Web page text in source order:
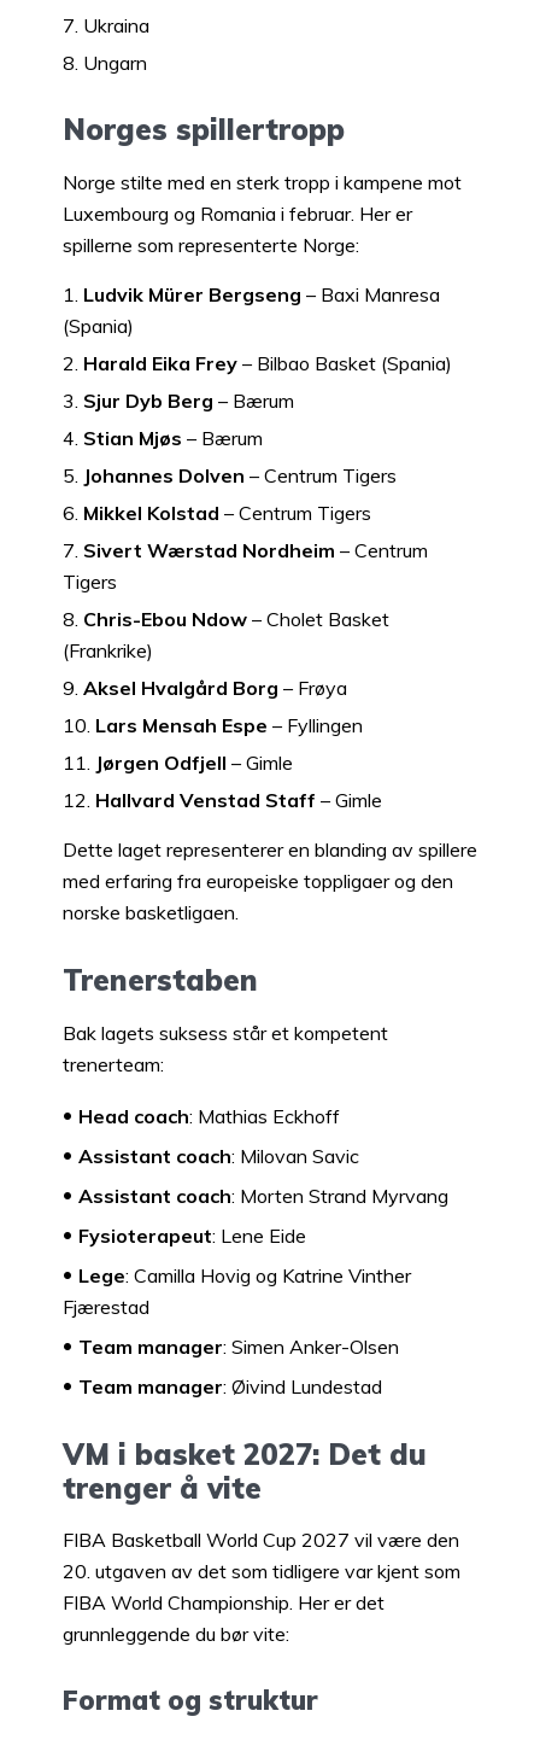
Ukraina
Ungarn
Norges spillertropp
Norge stilte med en sterk tropp i kampene mot
Luxembourg og Romania i februar. Her er
spillerne som representerte Norge:
Ludvik Mürer Bergseng – Baxi Manresa
(Spania)
Harald Eika Frey – Bilbao Basket (Spania)
Sjur Dyb Berg – Bærum
Stian Mjøs – Bærum
Johannes Dolven – Centrum Tigers
Mikkel Kolstad – Centrum Tigers
Sivert Wærstad Nordheim – Centrum
Tigers
Chris-Ebou Ndow – Cholet Basket
(Frankrike)
Aksel Hvalgård Borg – Frøya
Lars Mensah Espe – Fyllingen
Jørgen Odfjell – Gimle
Hallvard Venstad Staff – Gimle
Dette laget representerer en blanding av spillere
med erfaring fra europeiske toppligaer og den
norske basketligaen.
Trenerstaben
Bak lagets suksess står et kompetent
trenerteam:
Head coach: Mathias Eckhoff
Assistant coach: Milovan Savic
Assistant coach: Morten Strand Myrvang
Fysioterapeut: Lene Eide
Lege: Camilla Hovig og Katrine Vinther
Fjærestad
Team manager: Simen Anker-Olsen
Team manager: Øivind Lundestad
VM i basket 2027: Det du
trenger å vite
FIBA Basketball World Cup 2027 vil være den
20. utgaven av det som tidligere var kjent som
FIBA World Championship. Her er det
grunnleggende du bør vite:
Format og struktur